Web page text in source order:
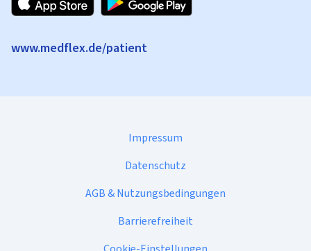
www.medflex.de/patient
Impressum
Datenschutz
AGB & Nutzungsbedingungen
Barrierefreiheit